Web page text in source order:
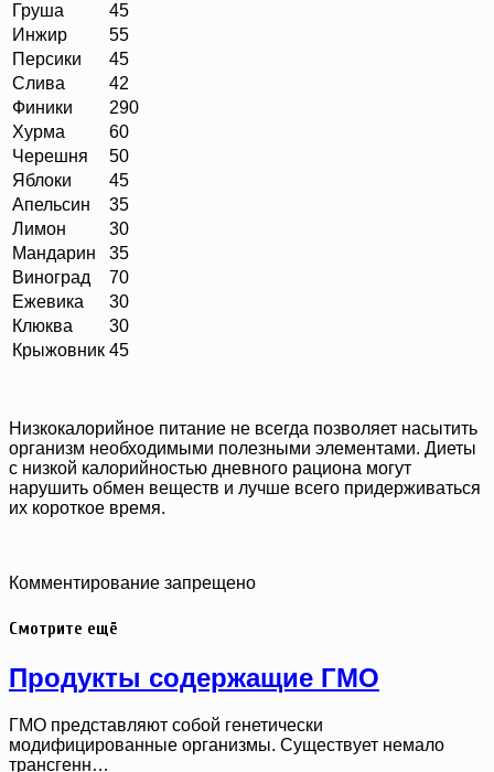
Груша
45
Инжир
55
Персики
45
Слива
42
Финики
290
Хурма
60
Черешня
50
Яблоки
45
Апельсин
35
Лимон
30
Мандарин
35
Виноград
70
Ежевика
30
Клюква
30
Крыжовник 45
Низкокалорийное питание не всегда позволяет насытить
организм необходимыми полезными элементами. Диеты
с низкой калорийностью дневного рациона могут
нарушить обмен веществ и лучше всего придерживаться
их короткое время.
Комментирование запрещено
Смотрите ещё
Продукты содержащие ГМО
ГМО представляют собой генетически
модифицированные организмы. Существует немало
трансгенн…